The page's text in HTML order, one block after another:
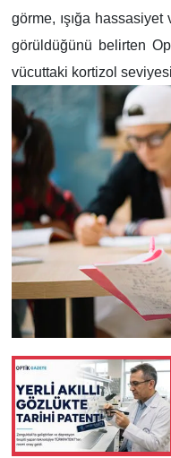
görme, ışığa
görüldüğünü belirten
vücuttaki kortizol